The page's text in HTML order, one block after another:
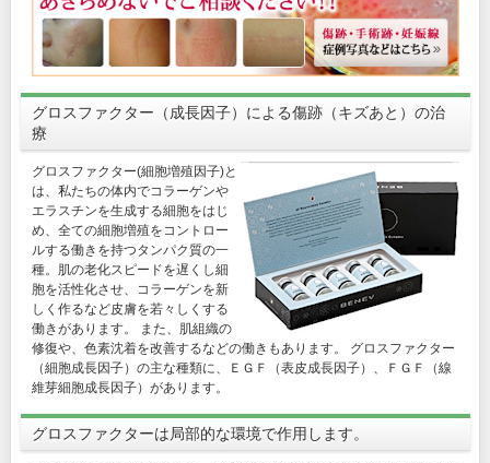
グロスファクター（成長因子）による傷跡（キズあと）の治
療
グロスファクター(細胞増殖因子)と
は、私たちの体内でコラーゲンや
エラスチンを生成する細胞をはじ
め、全ての細胞増殖をコントロー
ルする働きを持つタンパク質の一
種。肌の老化スピードを遅くし細
胞を活性化させ、コラーゲンを新
しく作るなど皮膚を若々しくする
働きがあります。 また、肌組織の
修復や、色素沈着を改善するなどの働きもあります。 グロスファクター
（細胞成長因子）の主な種類に、ＥＧＦ（表皮成長因子）、ＦＧＦ（線
維芽細胞成長因子）があります。
グロスファクターは局部的な環境で作用します。